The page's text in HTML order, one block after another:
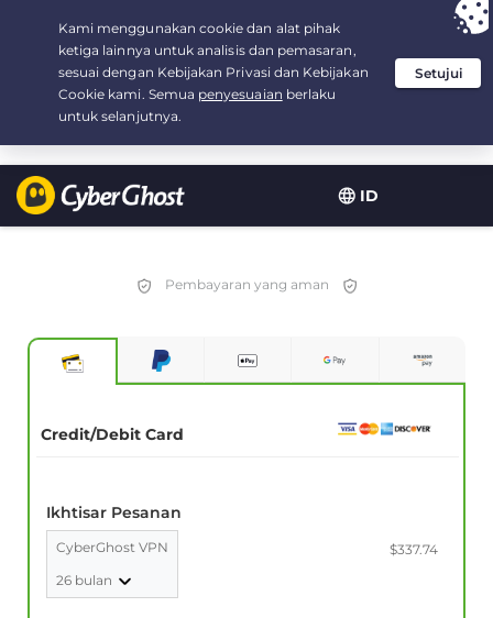
ID
Your choice: The Best Dealfor 2.1666666666667-years at $
/month
Pembayaran yang aman
Credit/Debit Card
Ikhtisar Pesanan
CyberGhost VPN
26 bulan
$337.74